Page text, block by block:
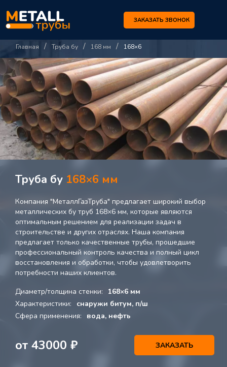
ЗАКАЗАТЬ ЗВОНОК
Главная / Труба бу / 168 мм / 168×6
Труба бу 168×6 мм
Компания "МеталлГазТруба" предлагает широкий выбор
металлических бу труб 168×6 мм, которые являются
оптимальным решением для реализации задач в
строительстве и других отраслях. Наша компания
предлагает только качественные трубы, прошедшие
профессиональный контроль качества и полный цикл
восстановления и обработки, чтобы удовлетворить
потребности наших клиентов.
Диаметр/толщина стенки:
168×6 мм
Характеристики:
снаружи битум, п/ш
Сфера применения:
вода, нефть
от 43000 ₽ ЗАКАЗАТЬ